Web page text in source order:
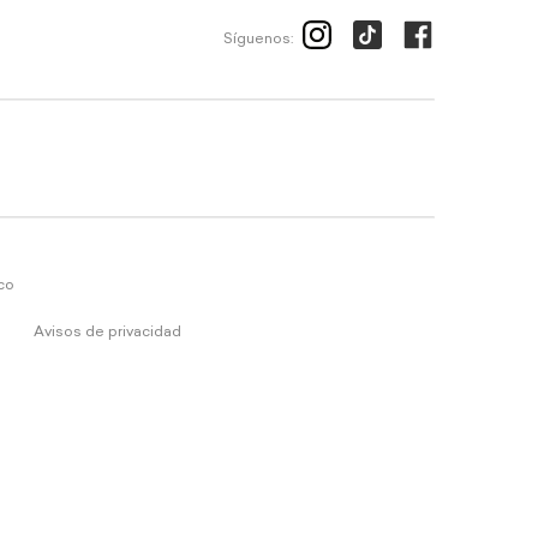
Síguenos:
Avisos de privacidad